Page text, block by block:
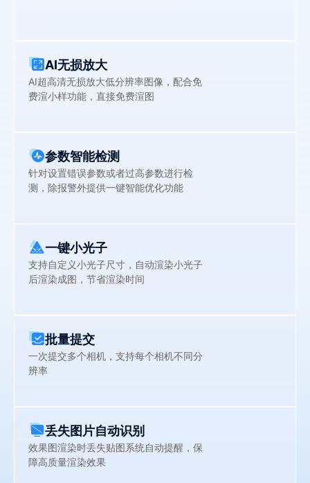
AI无损放大
AI超高清无损放大低分辨率图像，配合免
费渲小样功能，直接免费渲图
参数智能检测
针对设置错误参数或者过高参数进行检
测，除报警外提供一键智能优化功能
一键小光子
支持自定义小光子尺寸，自动渲染小光子
后渲染成图，节省渲染时间
批量提交
一次提交多个相机，支持每个相机不同分
辨率
丢失图片自动识别
效果图渲染时丢失贴图系统自动提醒，保
障高质量渲染效果